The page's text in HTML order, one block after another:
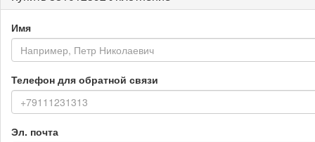
Имя
Телефон для обратной связи
Эл. почта